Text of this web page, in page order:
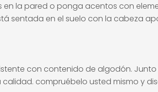
la pared o ponga acentos con
sentada en el suelo con la cabeza
con contenido de algodón.
compruébelo usted mismo y